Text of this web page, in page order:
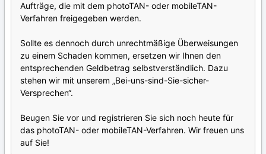
Aufträge, die mit dem photoTAN- oder mobileTAN-
Verfahren freigegeben werden.
Sollte es dennoch durch unrechtmäßige Überweisungen
zu einem Schaden kommen, ersetzen wir Ihnen den
entsprechenden Geldbetrag selbstverständlich. Dazu
stehen wir mit unserem „Bei-uns-sind-Sie-sicher-
Versprechen“.
Beugen Sie vor und registrieren Sie sich noch heute für
das photoTAN- oder mobileTAN-Verfahren. Wir freuen uns
auf Sie!